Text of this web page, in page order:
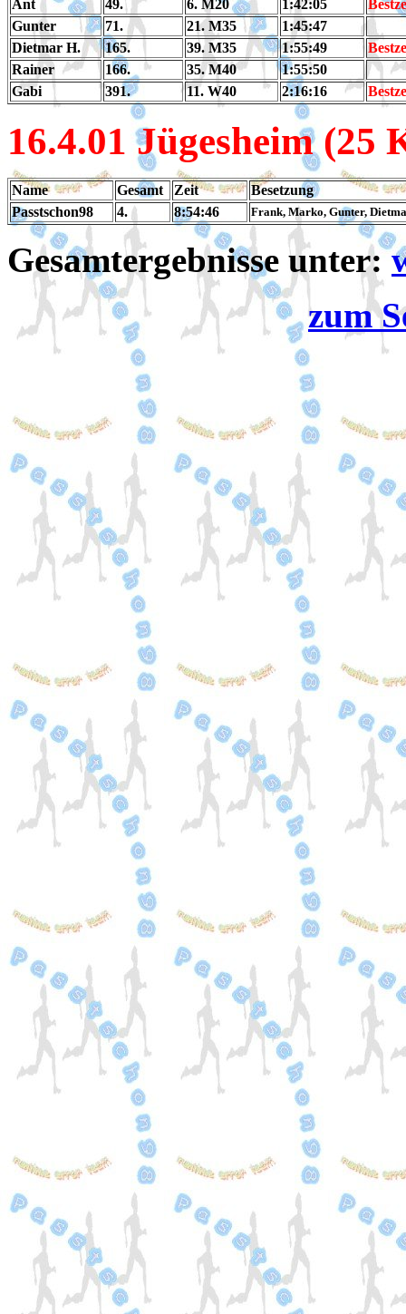
Ant 49. 6. M20 1:42:05
Gunter
71. 21. M35
1:45:47
Dietmar H.
165. 39. M35 1:55:49
Rainer
166. 35. M40
1:55:50
Gabi
391. 11. W40 2:16:16
16.4.01 Jügesheim
Name Gesamt Zeit
Besetzung
Passtschon98
4. 8:54:46 Frank, Marko, Gunter,
Gesamtergebnisse unter:
zum